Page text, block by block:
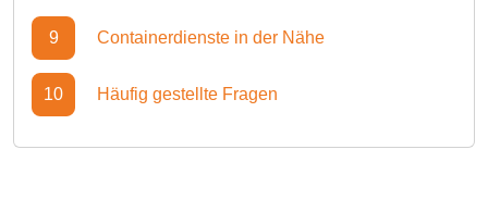
9 Containerdienste in der Nähe
10 Häufig gestellte Fragen